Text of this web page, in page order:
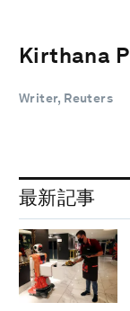
Kirthana
Writer, Reuters
最新記事